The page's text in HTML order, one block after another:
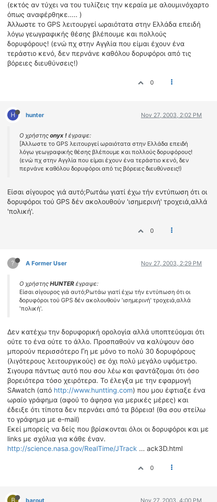
(εκτός αν τύχει να του τυλίζεις την κεραία με αλουμινόχαρτο
όπως αναφέρθηκε..... )
Άλλωστε το GPS λειτουργεί ωραιότατα στην Ελλάδα επειδή
λόγω γεωγραφικής θέσης βλέπουμε και πολλούς
δορυφόρους! (ενώ πχ στην Αγγλία που είμαι έχουν ένα
τεράστιο κενό, δεν περνάνε καθόλου δορυφόροι από τις
βόρειες διευθύνσεις!)
0
H hunter Nov 27, 2003, 2:02 PM
Ο χρήστης onyx ! έγραψε:
[Άλλωστε το GPS λειτουργεί ωραιότατα στην Ελλάδα επειδή
λόγω γεωγραφικής θέσης βλέπουμε και πολλούς δορυφόρους!
(ενώ πχ στην Αγγλία που είμαι έχουν ένα τεράστιο κενό, δεν
περνάνε καθόλου δορυφόροι από τις βόρειες διευθύνσεις!)
Είσαι σίγουρος γιά αυτό;Ρωτάω γιατί έχω τήν εντύπωση ότι οι
δορυφόροι τού GPS δέν ακολουθούν 'ισημερινή' τροχειά,αλλά
'πολική'.
0
? A Former User Nov 27, 2003, 2:29 PM
Ο χρήστης HUNTER έγραψε:
Είσαι σίγουρος γιά αυτό;Ρωτάω γιατί έχω τήν εντύπωση ότι οι
δορυφόροι τού GPS δέν ακολουθούν 'ισημερινή' τροχειά,αλλά
'πολική'.
Δεν κατέχω την δορυφορική ορολογία αλλά υποπτεύομαι ότι
ούτε το ένα ούτε το άλλο. Προσπαθούν να καλύψουν όσο
μπορούν περισσότερο Γη με μόνο το πολύ 30 δορυφόρους
(λιγότερους λειτουργικούς) σε όχι πολύ μεγάλο υψόμετρο.
Σιγουρα πάντως αυτό που σου λέω και φαντάζομαι ότι όσο
βορειότερα τόσο χειρότερα. Το έλεγξα με την εφαρμογή
SAwatch (από http://www.huntting.com) που μου έφτιαξε ένα
ωραίο γράφημα (αφού το άφησα για μερικές μέρες) και
έδειξε ότι τίποτα δεν περνάει από τα βόρεια! (θα σου στείλω
το γράφημα με e-mail)
Εκεί μπορείς να δείς που βρίσκονται όλοι οι δορυφόροι και με
links με σχόλια για κάθε έναν.
http://science.nasa.gov/RealTime/JTrack ... ack3D.html
0
B barout Nov 27, 2003, 4:00 PM